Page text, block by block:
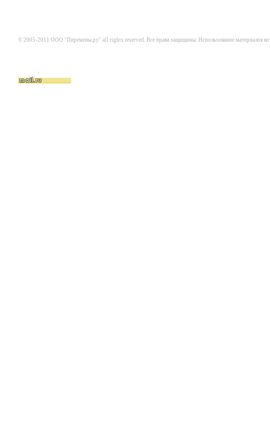
© 2005-2011 ООО "Перемены.ру" all rights reserved. Все права защищены. Использование материалов